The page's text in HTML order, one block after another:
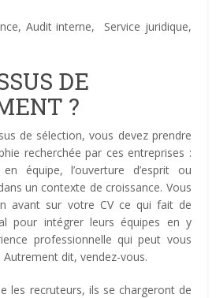
Audit interne, Service juridique,
DE
?
de sélection, vous devez prendre
recherchée par ces entreprises :
équipe, l’ouverture d’esprit ou
un contexte de croissance. Vous
avant sur votre CV ce qui fait de
pour intégrer leurs équipes en y
professionnelle qui peut vous
dit, vendez-vous.
les recruteurs, ils se chargeront de